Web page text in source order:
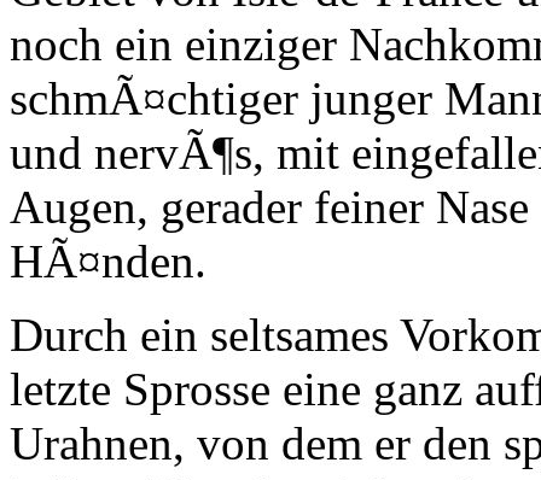
noch ein einziger
schmÃ¤chtiger junger
und nervÃ¶s, mit
Augen, gerader feiner
HÃ¤nden.
Durch ein seltsames
letzte Sprosse eine ganz
Urahnen, von dem er den